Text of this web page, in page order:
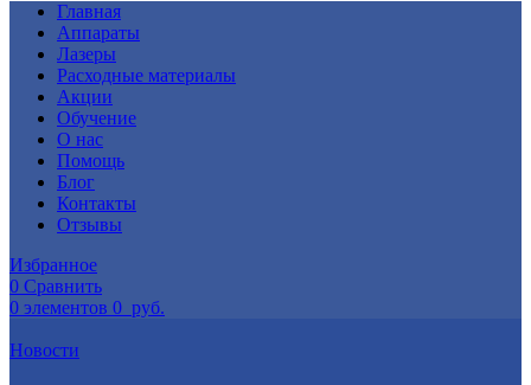
Главная
Аппараты
Лазеры
Расходные материалы
Акции
Обучение
О нас
Помощь
Блог
Контакты
Отзывы
Избранное
0 Сравнить
0 элементов 0 руб.
Новости